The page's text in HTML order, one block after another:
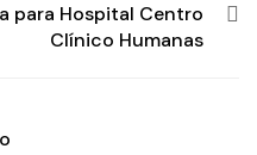
para Hospital Centro
Clínico Humanas